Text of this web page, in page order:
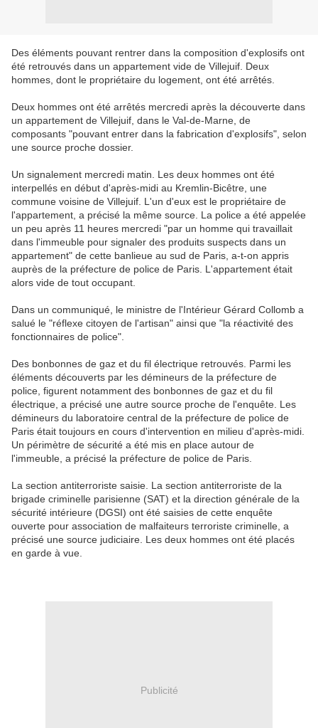
Des éléments pouvant rentrer dans la composition d'explosifs ont
été retrouvés dans un appartement vide de Villejuif. Deux
hommes, dont le propriétaire du logement, ont été arrêtés.
Deux hommes ont été arrêtés mercredi après la découverte dans
un appartement de Villejuif, dans le Val-de-Marne, de
composants "pouvant entrer dans la fabrication d'explosifs", selon
une source proche dossier.
Un signalement mercredi matin. Les deux hommes ont été
interpellés en début d'après-midi au Kremlin-Bicêtre, une
commune voisine de Villejuif. L'un d'eux est le propriétaire de
l'appartement, a précisé la même source. La police a été appelée
un peu après 11 heures mercredi "par un homme qui travaillait
dans l'immeuble pour signaler des produits suspects dans un
appartement" de cette banlieue au sud de Paris, a-t-on appris
auprès de la préfecture de police de Paris. L'appartement était
alors vide de tout occupant.
Dans un communiqué, le ministre de l'Intérieur Gérard Collomb a
salué le "réflexe citoyen de l'artisan" ainsi que "la réactivité des
fonctionnaires de police".
Des bonbonnes de gaz et du fil électrique retrouvés. Parmi les
éléments découverts par les démineurs de la préfecture de
police, figurent notamment des bonbonnes de gaz et du fil
électrique, a précisé une autre source proche de l'enquête. Les
démineurs du laboratoire central de la préfecture de police de
Paris était toujours en cours d'intervention en milieu d'après-midi.
Un périmètre de sécurité a été mis en place autour de
l'immeuble, a précisé la préfecture de police de Paris.
La section antiterroriste saisie. La section antiterroriste de la
brigade criminelle parisienne (SAT) et la direction générale de la
sécurité intérieure (DGSI) ont été saisies de cette enquête
ouverte pour association de malfaiteurs terroriste criminelle, a
précisé une source judiciaire. Les deux hommes ont été placés
en garde à vue.
Publicité